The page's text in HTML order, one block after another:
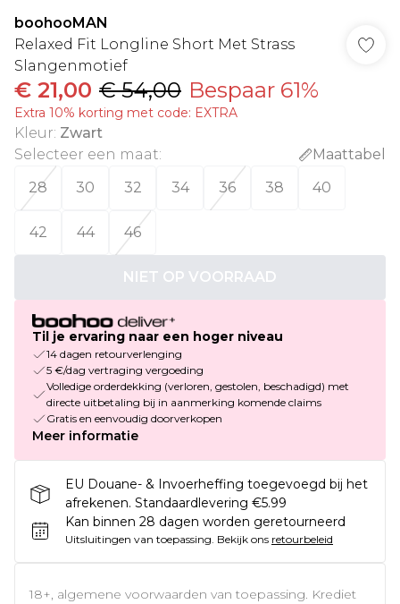
boohooMAN
Relaxed Fit Longline Short Met Strass
Slangenmotief
€ 21,00 € 54,00 Bespaar 61%
Extra 10% korting met code: EXTRA
Kleur: Zwart
Selecteer een maat:
Maattabel
28
30 32 34 36 38 40
42 44 46
NIET OP VOORRAAD
Til je ervaring naar een hoger niveau
14 dagen retourverlenging
5 €/dag vertraging vergoeding
Volledige orderdekking (verloren, gestolen, beschadigd) met
directe uitbetaling bij in aanmerking komende claims
Gratis en eenvoudig doorverkopen
Meer informatie
EU Douane- & Invoerheffing toegevoegd bij het
afrekenen. Standaardlevering €5.99
Kan binnen 28 dagen worden geretourneerd
Uitsluitingen van toepassing. Bekijk ons retourbeleid
18+, algemene voorwaarden van toepassing. Krediet